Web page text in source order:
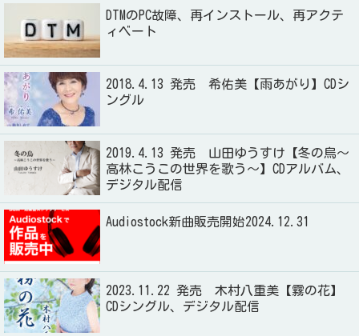
DTMのPC故障、再インストール、再アクテ
ィベート
2018.4.13 発売 希佑美【雨あがり】CDシ
ングル
2019.4.13 発売 山田ゆうすけ【冬の烏～
高林こうこの世界を歌う～】CDアルバム、
デジタル配信
Audiostock新曲販売開始2024.12.31
2023.11.22 発売 木村八重美【霧の花】
CDシングル、デジタル配信